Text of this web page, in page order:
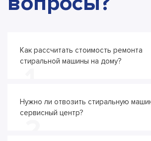
Как рассчитать стоимость ремонта
стиральной машины на дому?
Нужно ли отвозить стиральную
сервисный центр?